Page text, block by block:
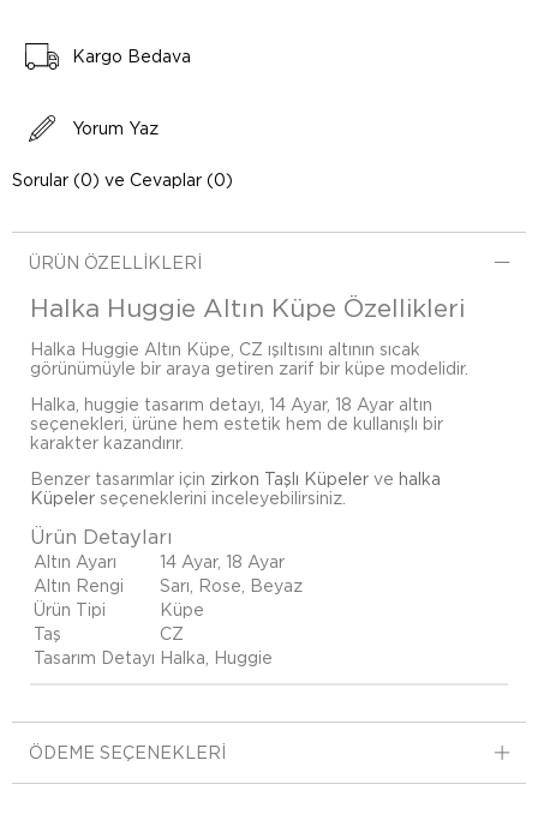
Kargo Bedava
Yorum Yaz
Sorular (0) ve Cevaplar (0)
ÜRÜN ÖZELLIKLERI
Halka Huggie Altın Küpe Özellikleri
Halka Huggie Altın Küpe, CZ ışıltısını altının sıcak
görünümüyle bir araya getiren zarif bir küpe modelidir.
Halka, huggie tasarım detayı, 14 Ayar, 18 Ayar altın
seçenekleri, ürüne hem estetik hem de kullanışlı bir
karakter kazandırır.
Benzer tasarımlar için zirkon Taşlı Küpeler ve halka
Küpeler seçeneklerini inceleyebilirsiniz.
Ürün Detayları
Altın Ayarı
14 Ayar, 18 Ayar
Altın Rengi
Sarı, Rose, Beyaz
Ürün Tipi
Küpe
Taş
CZ
Tasarım Detayı Halka, Huggie
ÖDEME SEÇENEKLERI